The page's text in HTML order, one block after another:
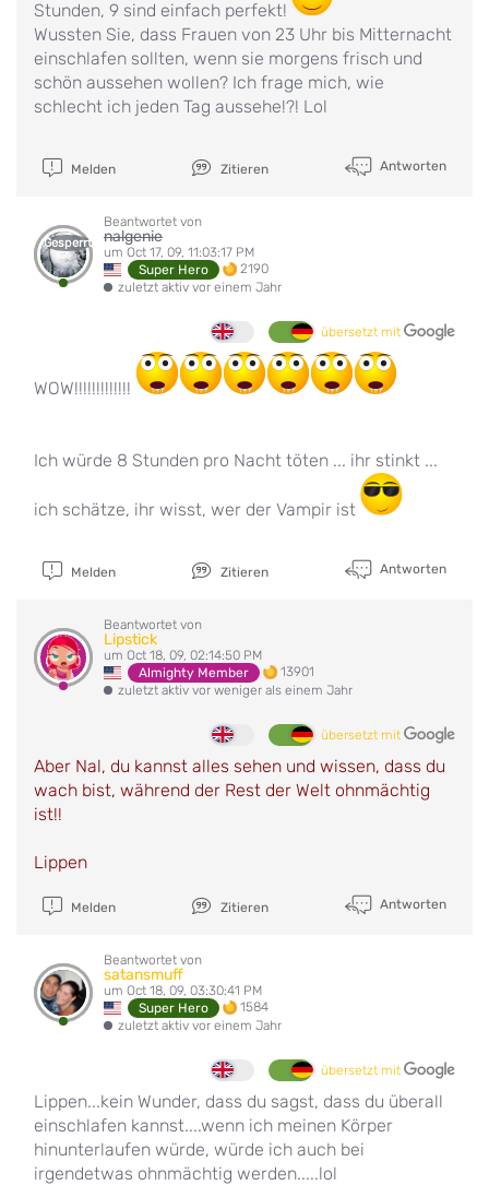
Stunden, 9 sind einfach perfekt!
Wussten Sie, dass Frauen von 23 Uhr bis Mitternacht
einschlafen sollten, wenn sie morgens frisch und
schön aussehen wollen? Ich frage mich, wie
schlecht ich jeden Tag aussehe!?! Lol
Melden Zitieren Antworten
Gesperrt
Beantwortet von
nalgenie
um Oct 17, 09, 11:03:17 PM
Super Hero
2190
zuletzt aktiv vor einem Jahr
übersetzt mit
WOW!!!!!!!!!!!!!
Ich würde 8 Stunden pro Nacht töten ... ihr stinkt ...
ich schätze, ihr wisst, wer der Vampir ist
Melden Zitieren Antworten
Beantwortet von
Lipstick
um Oct 18, 09, 02:14:50 PM
Almighty Member
13901
zuletzt aktiv vor weniger als einem Jahr
übersetzt mit
Aber Nal, du kannst alles sehen und wissen, dass du
wach bist, während der Rest der Welt ohnmächtig
ist!!
Lippen
Melden Zitieren Antworten
Beantwortet von
satansmuff
um Oct 18, 09, 03:30:41 PM
Super Hero
1584
zuletzt aktiv vor einem Jahr
übersetzt mit
Lippen...kein Wunder, dass du sagst, dass du überall
einschlafen kannst....wenn ich meinen Körper
hinunterlaufen würde, würde ich auch bei
irgendetwas ohnmächtig werden.....lol